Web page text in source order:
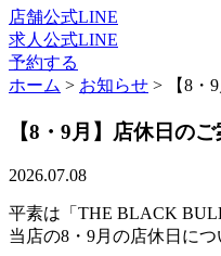
店舗公式LINE
求人公式LINE
予約する
ホーム > お知らせ > 【8
【8・9月】店休日の
2026.07.08
平素は「THE BLACK
当店の8・9月の店休日につ